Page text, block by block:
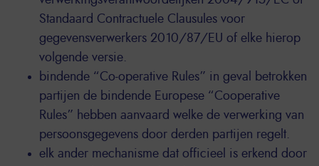
Standaard Contractuele Clausules voor
gegevensverwerkers 2010/87/EU of elke hierop
volgende versie.
bindende “Co-operative Rules” in geval betrokken
partijen de bindende Europese “Cooperative
Rules” hebben aanvaard welke de verwerking van
persoonsgegevens door derden partijen regelt.
elk ander mechanisme dat officieel is erkend door